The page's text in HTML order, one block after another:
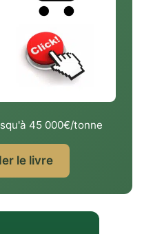
45 000€/tonne
le livre